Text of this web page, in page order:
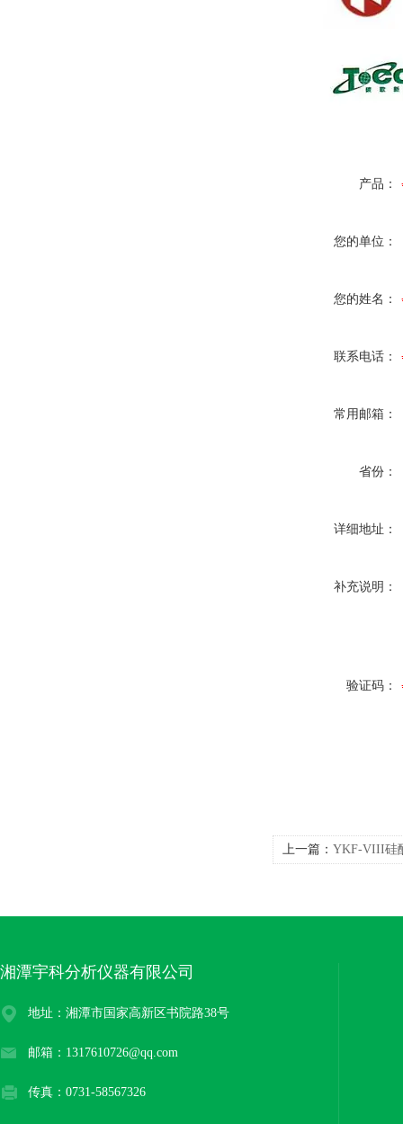
产品：
您的单位：
您的姓名：
联系电话：
常用邮箱：
省份：
详细地址：
补充说明：
验证码：
上一篇： YKF-VIII硅
湘潭宇科分析仪器有限公司
地址：湘潭市国家高新区书院路38号
邮箱：1317610726@qq.com
传真：0731-58567326